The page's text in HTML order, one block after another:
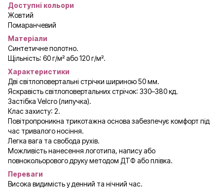
Доступні кольори
Жовтий
Помаранчевий
Матеріали
Синтетичне полотно.
Щільність: 60 г/м² або 120 г/м².
Характеристики
Дві світлоповертальні стрічки шириною 50 мм.
Яскравість світлоповертальних стрічок: 330–380 кд.
Застібка Velcro (липучка).
Клас захисту: 2.
Повітропроникна трикотажна основа забезпечує комфорт під
час тривалого носіння.
Легка вага та свобода рухів.
Можливість нанесення логотипа, напису або
повнокольорового друку методом ДТФ або плівка.
Переваги
Висока видимість у денний та нічний час.